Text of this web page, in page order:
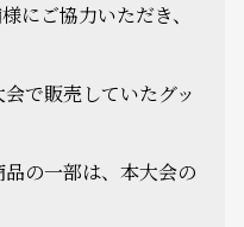
にご協力いただき、
で販売していたグッ
の一部は、本大会の